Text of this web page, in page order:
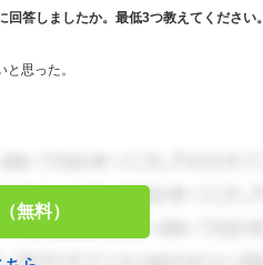
答しましたか。最低3つ教えてください。
思った。
無料）